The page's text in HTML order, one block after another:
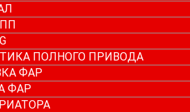
ПОЛНОГО ПРИВОДА
ФАР
ФАР